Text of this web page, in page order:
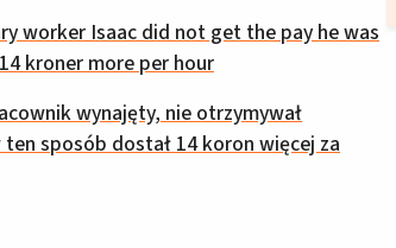
worker Isaac did not get the pay he was
kroner more per hour
wynajęty, nie otrzymywał
sposób dostał 14 koron więcej za